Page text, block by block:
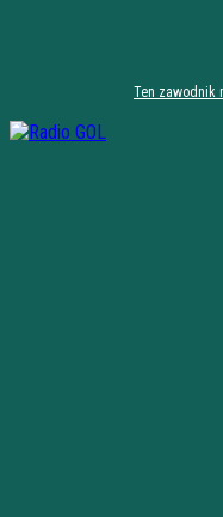
Ten zawodnik